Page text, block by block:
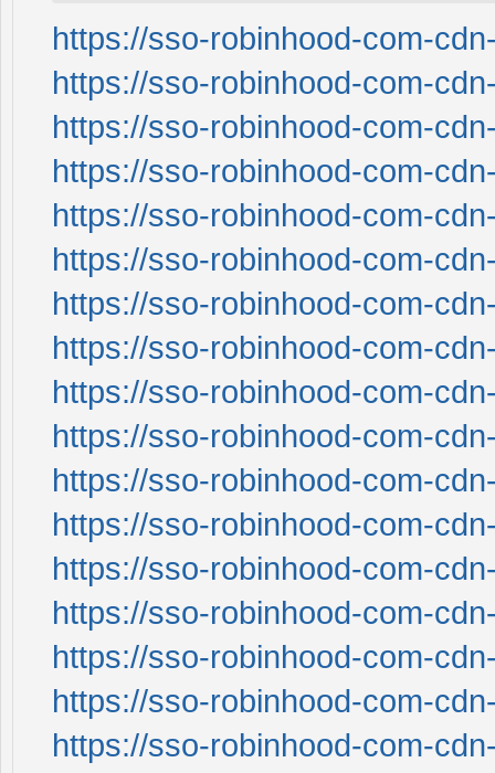
https://sso-robinhood-com-
https://sso-robinhood-com-
https://sso-robinhood-com-
https://sso-robinhood-com-
https://sso-robinhood-com-
https://sso-robinhood-com-
https://sso-robinhood-com-
https://sso-robinhood-com-
https://sso-robinhood-com-
https://sso-robinhood-com-
https://sso-robinhood-com-
https://sso-robinhood-com-
https://sso-robinhood-com-
https://sso-robinhood-com-
https://sso-robinhood-com-
https://sso-robinhood-com-
https://sso-robinhood-com-